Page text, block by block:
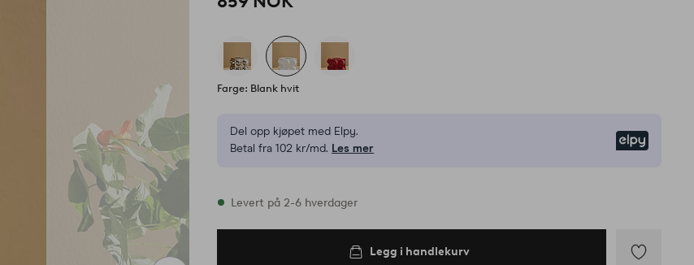
Farge: Blank hvit
Del opp kjøpet med Elpy.
Betal fra 102 kr/md. Les mer
På lager
Levert på 2-6 hverdager
Legg i handlekurv